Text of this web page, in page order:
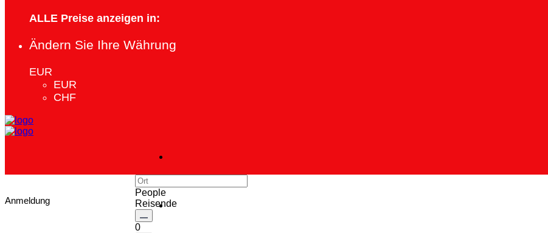
ALLE Preise anzeigen in:
Ändern Sie Ihre Währung
EUR
EUR
CHF
Anmeldung
People
Reisende
0